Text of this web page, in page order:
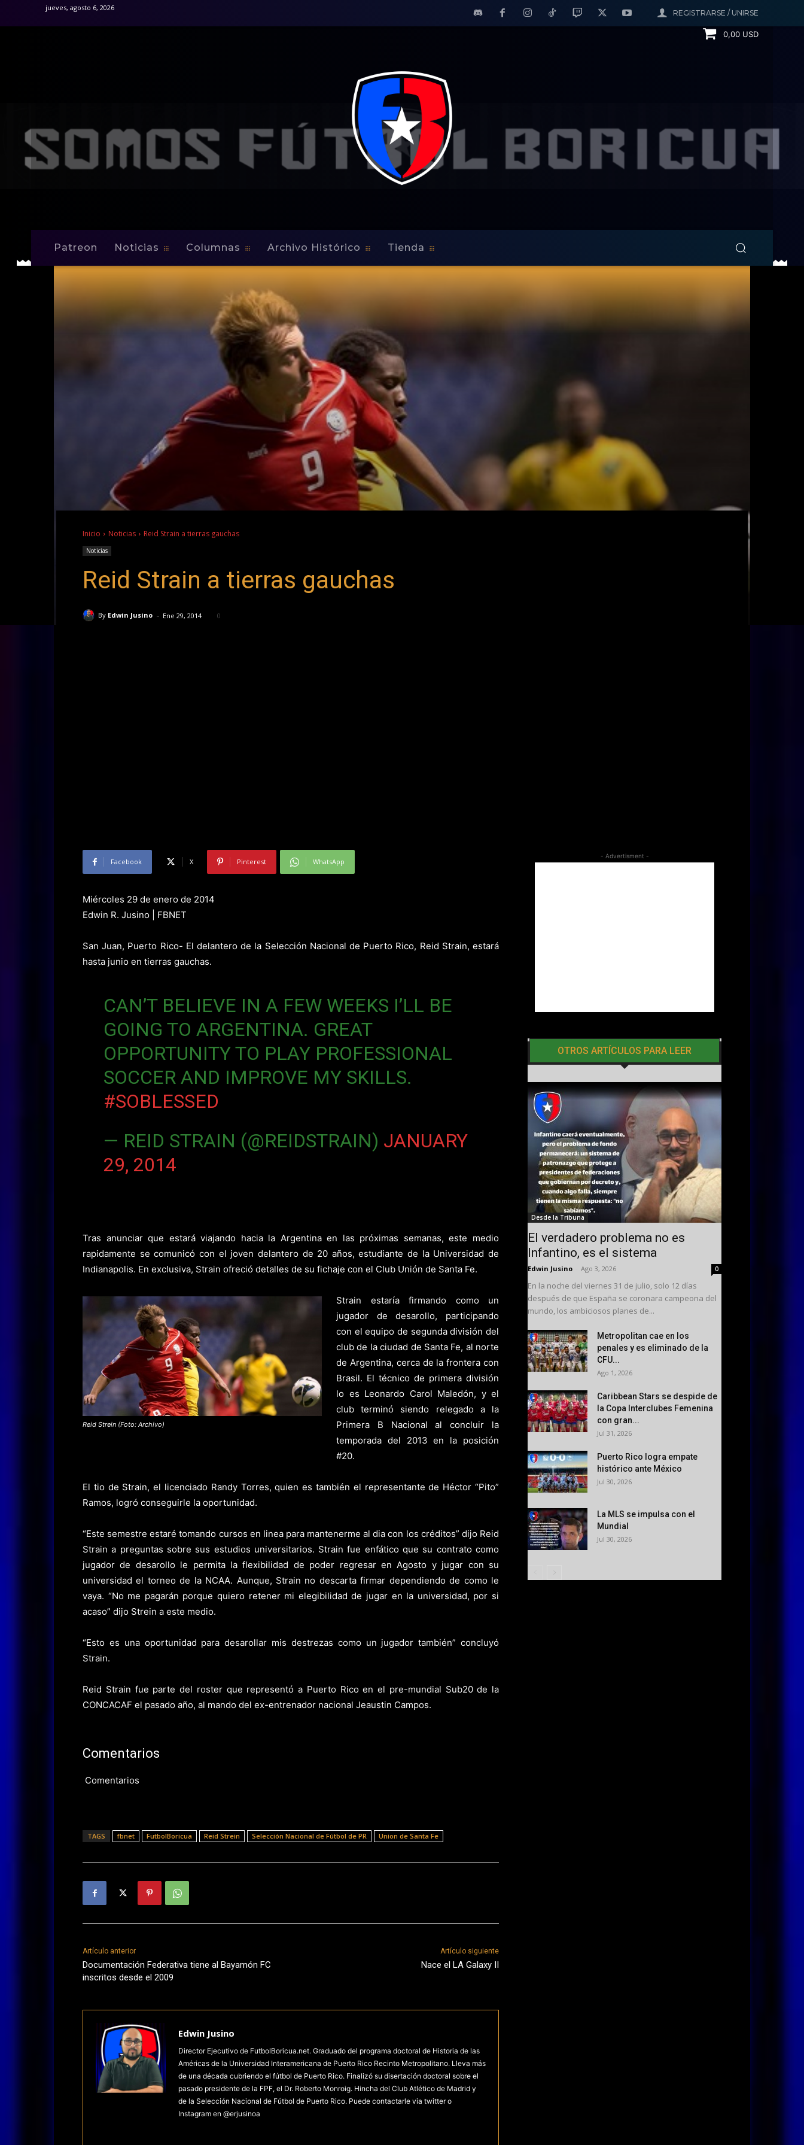
REGISTRARSE / UNIRSE
jueves, agosto 6, 2026
0,00 USD
Patreon Noticias Columnas Archivo Histórico Tienda
Inicio Noticias Reid Strain a tierras gauchas
Noticias
Reid Strain a tierras gauchas
By Edwin Jusino - Ene 29, 2014 0
Facebook X Pinterest WhatsApp
Miércoles 29 de enero de 2014
Edwin R. Jusino | FBNET
San Juan, Puerto Rico- El delantero de la Selección Nacional de Puerto Rico, Reid Strain, estará
hasta junio en tierras gauchas.
CAN’T BELIEVE IN A FEW WEEKS I’LL BE
GOING TO ARGENTINA. GREAT
OPPORTUNITY TO PLAY PROFESSIONAL
SOCCER AND IMPROVE MY SKILLS.
#SOBLESSED
— REID STRAIN (@REIDSTRAIN) JANUARY
29, 2014
Tras anunciar que estará viajando hacia la Argentina en las próximas semanas, este medio
rapidamente se comunicó con el joven delantero de 20 años, estudiante de la Universidad de
Indianapolis. En exclusiva, Strain ofreció detalles de su fichaje con el Club Unión de Santa Fe.
Reid Strein (Foto: Archivo)
Strain estaría firmando como un
jugador de desarollo, participando
con el equipo de segunda división del
club de la ciudad de Santa Fe, al norte
de Argentina, cerca de la frontera con
Brasil. El técnico de primera división
lo es Leonardo Carol Maledón, y el
club terminó siendo relegado a la
Primera B Nacional al concluir la
temporada del 2013 en la posición
#20.
El tio de Strain, el licenciado Randy Torres, quien es también el representante de Héctor “Pito”
Ramos, logró conseguirle la oportunidad.
“Este semestre estaré tomando cursos en linea para mantenerme al dia con los créditos” dijo Reid
Strain a preguntas sobre sus estudios universitarios. Strain fue enfático que su contrato como
jugador de desarollo le permita la flexibilidad de poder regresar en Agosto y jugar con su
universidad el torneo de la NCAA. Aunque, Strain no descarta firmar dependiendo de como le
vaya. “No me pagarán porque quiero retener mi elegibilidad de jugar en la universidad, por si
acaso” dijo Strein a este medio.
“Esto es una oportunidad para desarollar mis destrezas como un jugador también” concluyó
Strain.
Reid Strain fue parte del roster que representó a Puerto Rico en el pre-mundial Sub20 de la
CONCACAF el pasado año, al mando del ex-entrenador nacional Jeaustin Campos.
Comentarios
Comentarios
TAGS fbnet FutbolBoricua Reid Strein Selección Nacional de Fútbol de PR Union de Santa Fe
Artículo anterior
Documentación Federativa tiene al Bayamón FC
inscritos desde el 2009
Artículo siguiente
Nace el LA Galaxy II
Edwin Jusino
Director Ejecutivo de FutbolBoricua.net. Graduado del programa doctoral de Historia de las
Américas de la Universidad Interamericana de Puerto Rico Recinto Metropolitano. Lleva más
de una década cubriendo el fútbol de Puerto Rico. Finalizó su disertación doctoral sobre el
pasado presidente de la FPF, el Dr. Roberto Monroig. Hincha del Club Atlético de Madrid y
de la Selección Nacional de Fútbol de Puerto Rico. Puede contactarle via twitter o
Instagram en @erjusinoa
- Advertisment -
OTROS ARTÍCULOS PARA LEER
Desde la Tribuna
El verdadero problema no es
Infantino, es el sistema
Edwin Jusino Ago 3, 2026 0
En la noche del viernes 31 de julio, solo 12 días
después de que España se coronara campeona del
mundo, los ambiciosos planes de...
Metropolitan cae en los
penales y es eliminado de la
CFU...
Ago 1, 2026
Caribbean Stars se despide de
la Copa Interclubes Femenina
con gran...
Jul 31, 2026
Puerto Rico logra empate
histórico ante México
Jul 30, 2026
La MLS se impulsa con el
Mundial
Jul 30, 2026